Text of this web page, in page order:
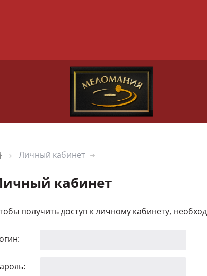
Личный кабинет
кабинет
получить доступ к личному кабинету,